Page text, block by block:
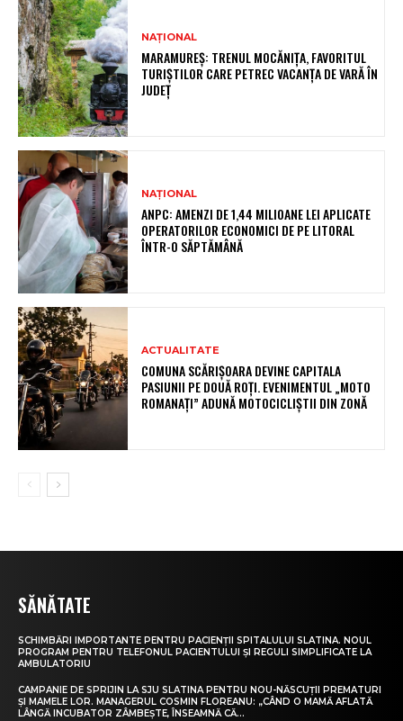
NAȚIONAL
MARAMUREȘ: TRENUL MOCĂNIȚA, FAVORITUL
TURIȘTILOR CARE PETREC VACANȚA DE VARĂ ÎN
JUDEȚ
NAȚIONAL
ANPC: AMENZI DE 1,44 MILIOANE LEI APLICATE
OPERATORILOR ECONOMICI DE PE LITORAL
ÎNTR-O SĂPTĂMÂNĂ
ACTUALITATE
COMUNA SCĂRIȘOARA DEVINE CAPITALA
PASIUNII PE DOUĂ ROȚI. EVENIMENTUL „MOTO
ROMANAȚI” ADUNĂ MOTOCICLIȘTII DIN ZONĂ
SĂNĂTATE
SCHIMBĂRI IMPORTANTE PENTRU PACIENȚII SPITALULUI SLATINA. NOUL
PROGRAM PENTRU TELEFONUL PACIENTULUI ȘI REGULI SIMPLIFICATE LA
AMBULATORIU
CAMPANIE DE SPRIJIN LA SJU SLATINA PENTRU NOU-NĂSCUȚII PREMATURI
ȘI MAMELE LOR. MANAGERUL COSMIN FLOREANU: „CÂND O MAMĂ AFLATĂ
LÂNGĂ INCUBATOR ZÂMBEȘTE, ÎNSEAMNĂ CĂ...